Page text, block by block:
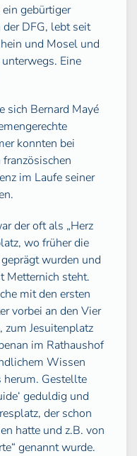
ein gebürtiger
DFG, lebt seit
und Mosel und
Eine
sich Bernard Mayé
konnten bei
im Laufe seiner
der oft als „Herz
wo früher die
wurden und
Metternich steht.
mit den ersten
vorbei an den Vier
zum Jesuitenplatz
im Rathaushof
Wissen
herum. Gestellte
geduldig und
der schon
hatte und z.B. von
genannt wurde.